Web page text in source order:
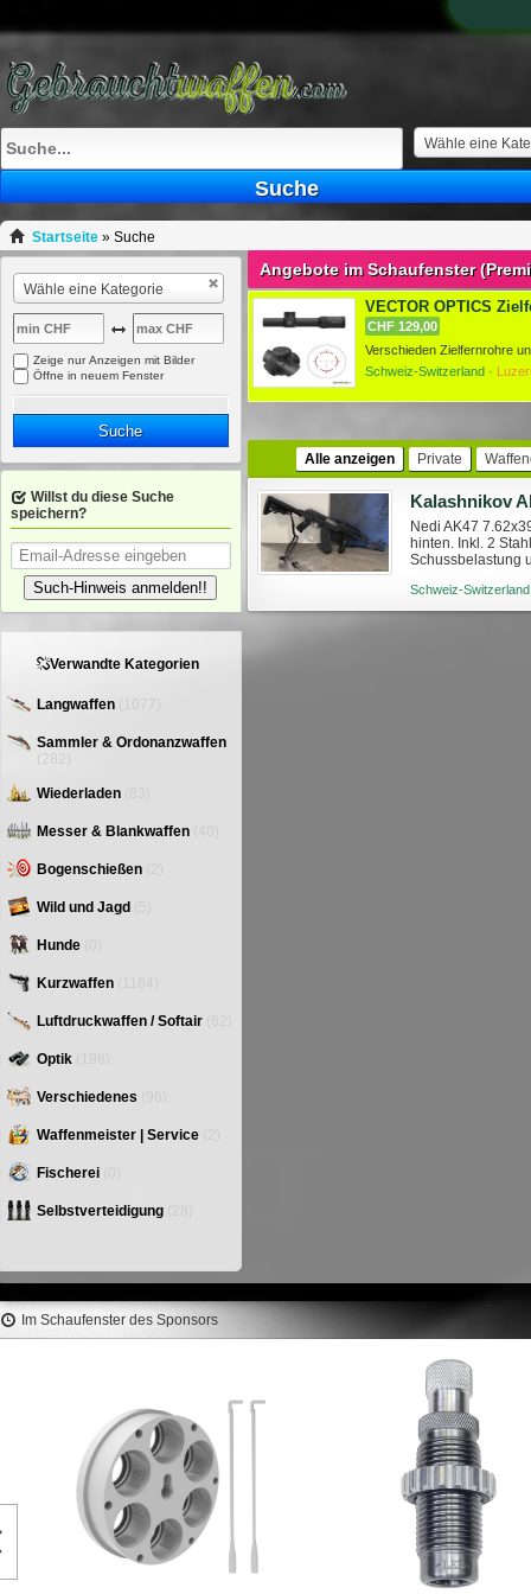
Wähle eine
Suche
Startseite» Suche
Angebote im Schaufenster
VECTOR OPTICS
CHF 129,00
Schweiz-Switzerland ·
Alle anzeigen Private
Kalashnikov
Nedi AK47
hinten. Inkl. 2
Schussbelastung
Schweiz-
Wähle eine Kategorie
Zeige nur Anzeigen mit Bilder
Öffne in neuem Fenster
Suche
Willst du diese Suche
speichern?
Such-Hinweis anmelden!!
Verwandte Kategorien
Langwaffen
Sammler & Ordonanzwaffen
(282)
Wiederladen
Messer & Blankwaffen
Bogenschießen
Wild und Jagd
Hunde
Kurzwaffen
Luftdruckwaffen / Softair
Optik
Verschiedenes
Waffenmeister | Service
Fischerei
Selbstverteidigung
Im Schaufenster des Sponsors